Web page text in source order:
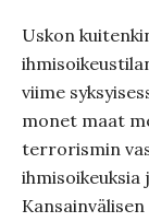
Uskon
viime
monet maat
terrorismin